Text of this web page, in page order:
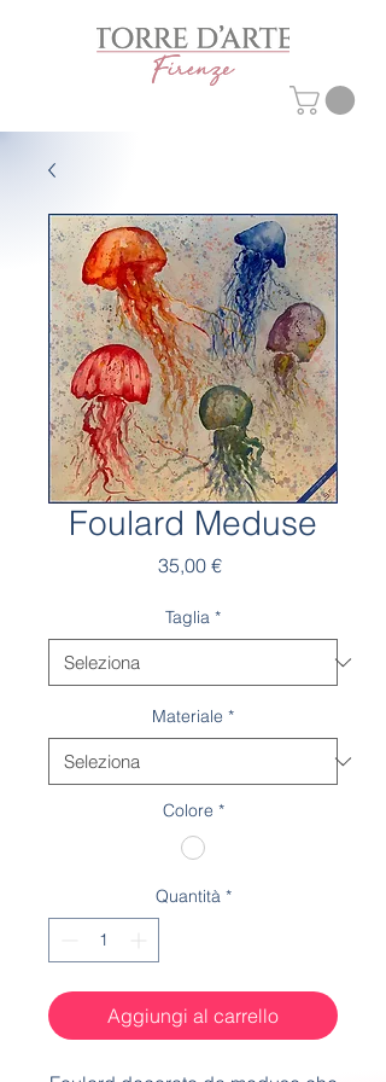
Foulard Meduse
35,00 €Prezzo
Taglia *
Materiale *
Colore *
Quantità *
Aggiungi al carrello